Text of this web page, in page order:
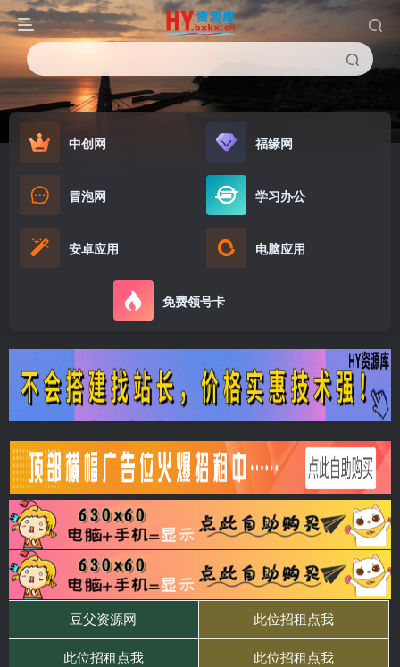
中创网 福缘网
冒泡网 学习办公
安卓应用 电脑应用
免费领号卡